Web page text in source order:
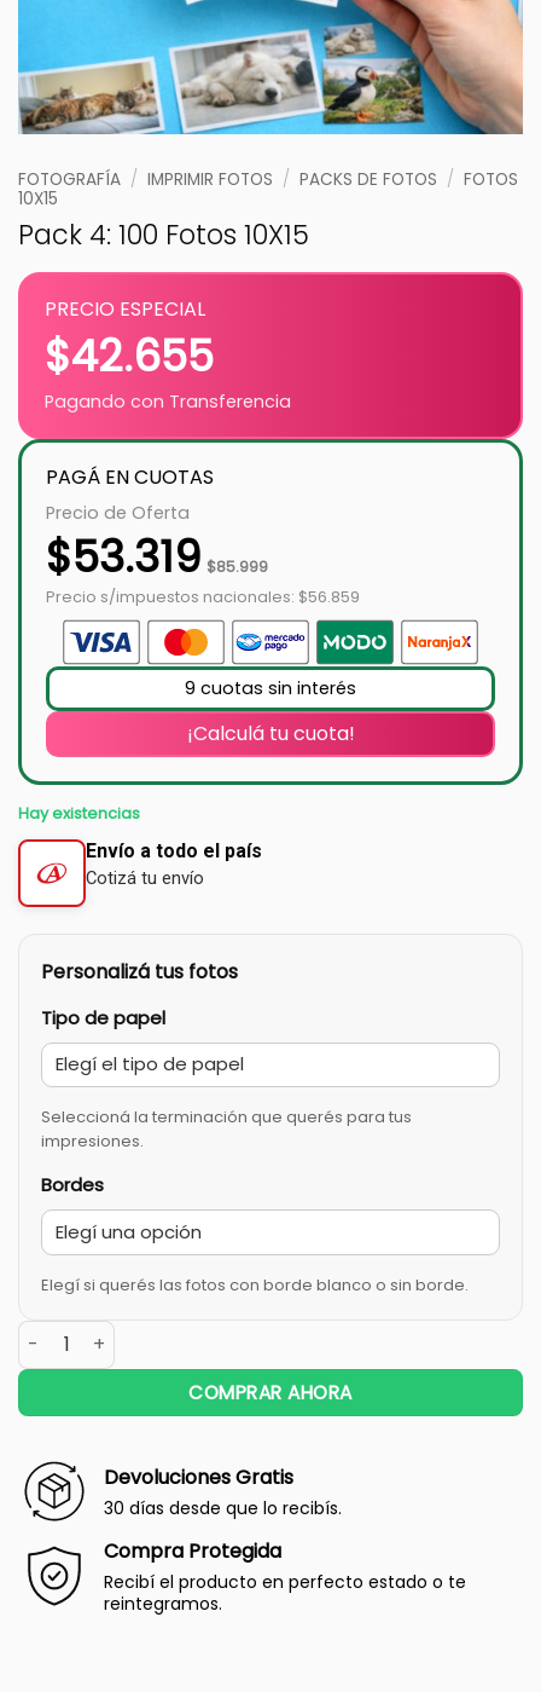
FOTOGRAFÍA / IMPRIMIR FOTOS / PACKS DE FOTOS / FOTOS
10X15
Pack 4: 100 Fotos 10X15
PRECIO ESPECIAL
$42.655
Pagando con Transferencia
PAGÁ EN CUOTAS
Precio de Oferta
$53.319 $85.999
Precio s/impuestos nacionales: $56.859
9 cuotas sin interés
¡Calculá tu cuota!
Hay existencias
Envío a todo el país
Cotizá tu envío
Personalizá tus fotos
Tipo de papel
Seleccioná la terminación que querés para tus
impresiones.
Bordes
Elegí si querés las fotos con borde blanco o sin borde.
COMPRAR AHORA
Devoluciones Gratis
30 días desde que lo recibís.
Compra Protegida
Recibí el producto en perfecto estado o te
reintegramos.